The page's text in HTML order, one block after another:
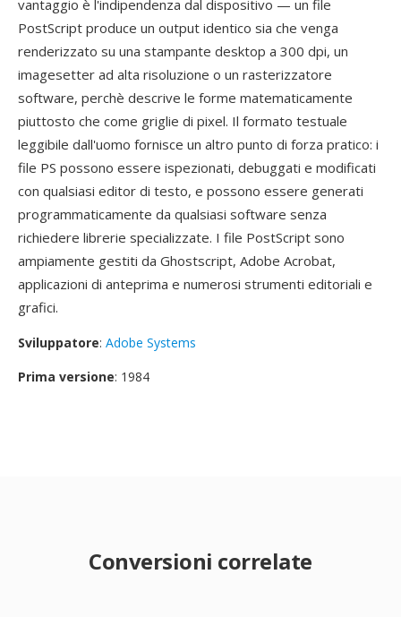
vantaggio è l'indipendenza dal dispositivo — un file
PostScript produce un output identico sia che venga
renderizzato su una stampante desktop a 300 dpi, un
imagesetter ad alta risoluzione o un rasterizzatore
software, perchè descrive le forme matematicamente
piuttosto che come griglie di pixel. Il formato testuale
leggibile dall'uomo fornisce un altro punto di forza pratico: i
file PS possono essere ispezionati, debuggati e modificati
con qualsiasi editor di testo, e possono essere generati
programmaticamente da qualsiasi software senza
richiedere librerie specializzate. I file PostScript sono
ampiamente gestiti da Ghostscript, Adobe Acrobat,
applicazioni di anteprima e numerosi strumenti editoriali e
grafici.
Sviluppatore: Adobe Systems
Prima versione: 1984
Conversioni correlate